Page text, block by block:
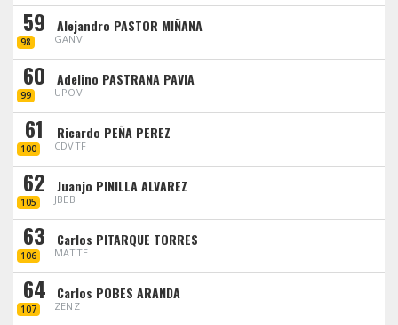
59
98
Alejandro PASTOR MIÑANA
GANV
60
99
Adelino PASTRANA PAVIA
UPOV
61
100
Ricardo PEÑA PEREZ
CDVTF
62
105
Juanjo PINILLA ALVAREZ
JBEB
63
106
Carlos PITARQUE TORRES
MATTE
64
107
Carlos POBES ARANDA
ZENZ